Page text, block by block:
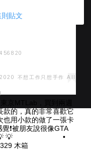
貼文
款的，真的非常喜歡它
也用小款的做了一張卡
❗️被朋友說很像GTA
💡 ⠀⠀ ⠀⠀ ⠀⠀ ⠀⠀ •
木箱 ⠀⠀⠀
不想工作只想手作 All